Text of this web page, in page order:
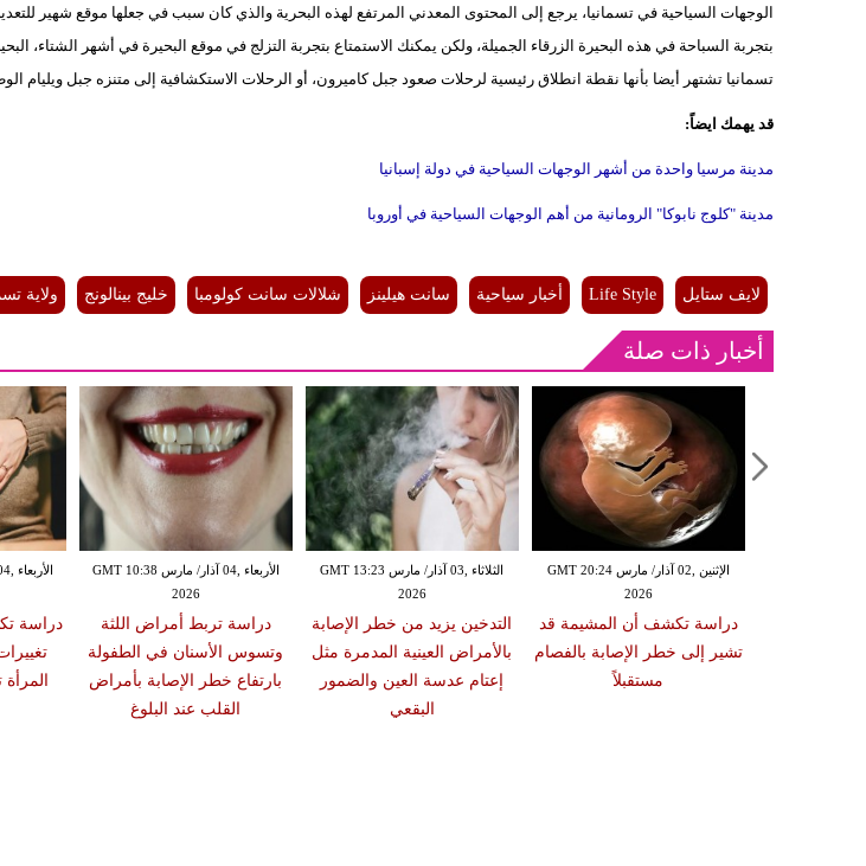
الوجهات السياحية في تسمانيا، يرجع إلى المحتوى المعدني المرتفع لهذه البحرية والذي كان سبب في جعلها موقع شهير
بتجربة السباحة في هذه البحيرة الزرقاء الجميلة، ولكن يمكنك الاستمتاع بتجربة التزلج في موقع البحيرة في أشهر الشتاء،
تسمانيا تشتهر أيضا بأنها نقطة انطلاق رئيسية لرحلات صعود جبل كاميرون، أو الرحلات الاستكشافية إلى متنزه جبل ويليام
قد يهمك ايضاً:
مدينة مرسيا واحدة من أشهر الوجهات السياحية في دولة إسبانيا
مدينة "كلوج نابوكا" الرومانية من أهم الوجهات السياحية في أوروبا
لايف ستايل Life Style أخبار سياحية سانت هيلينز شلالات سانت كولومبا خليج بينالونج ولاية
أخبار ذات صلة
دراسة
الأربعاء ,04 آذار/ مارس GMT 10:38
2026
دراسة تربط أمراض اللثة
وتسوس الأسنان في الطفولة
بارتفاع خطر الإصابة بأمراض
القلب عند البلوغ
الثلاثاء ,03 آذار/ مارس GMT 13:23
2026
التدخين يزيد من خطر الإصابة
بالأمراض العينية المدمرة مثل
إعتام عدسة العين والضمور
البقعي
الإثنين ,02 آذار/ مارس GMT 20:24
2026
دراسة تكشف أن المشيمة قد
تشير إلى خطر الإصابة بالفصام
مستقبلاً